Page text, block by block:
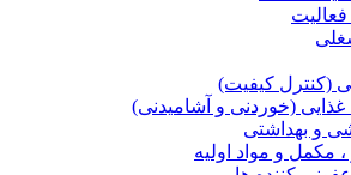
(کنترل کیفیت)
غذایی (خوردنی و آشامیدنی)
و بهداشتی
، مکمل و مواد اولیه